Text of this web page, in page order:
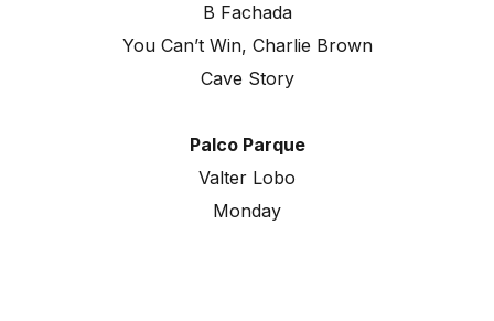
B Fachada
You Can’t Win, Charlie Brown
Cave Story
Palco Parque
Valter Lobo
Monday